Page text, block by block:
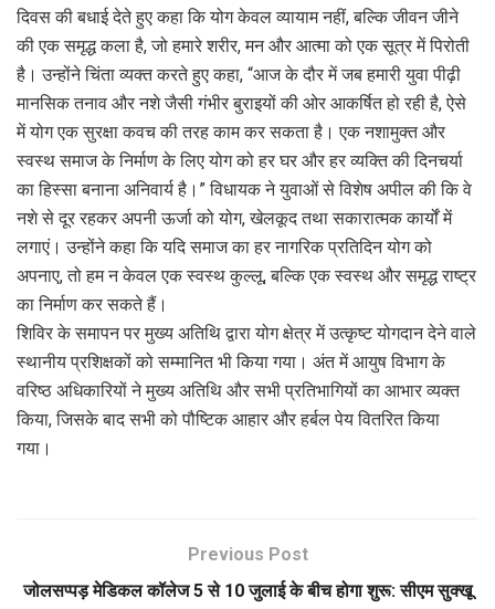
दिवस की बधाई देते हुए कहा कि योग केवल व्यायाम नहीं, बल्कि जीवन जीने
की एक समृद्ध कला है, जो हमारे शरीर, मन और आत्मा को एक सूत्र में पिरोती
है। उन्होंने चिंता व्यक्त करते हुए कहा, “आज के दौर में जब हमारी युवा पीढ़ी
मानसिक तनाव और नशे जैसी गंभीर बुराइयों की ओर आकर्षित हो रही है, ऐसे
में योग एक सुरक्षा कवच की तरह काम कर सकता है। एक नशामुक्त और
स्वस्थ समाज के निर्माण के लिए योग को हर घर और हर व्यक्ति की दिनचर्या
का हिस्सा बनाना अनिवार्य है।” विधायक ने युवाओं से विशेष अपील की कि वे
नशे से दूर रहकर अपनी ऊर्जा को योग, खेलकूद तथा सकारात्मक कार्यों में
लगाएं। उन्होंने कहा कि यदि समाज का हर नागरिक प्रतिदिन योग को
अपनाए, तो हम न केवल एक स्वस्थ कुल्लू, बल्कि एक स्वस्थ और समृद्ध राष्ट्र
का निर्माण कर सकते हैं।
शिविर के समापन पर मुख्य अतिथि द्वारा योग क्षेत्र में उत्कृष्ट योगदान देने वाले
स्थानीय प्रशिक्षकों को सम्मानित भी किया गया। अंत में आयुष विभाग के
वरिष्ठ अधिकारियों ने मुख्य अतिथि और सभी प्रतिभागियों का आभार व्यक्त
किया, जिसके बाद सभी को पौष्टिक आहार और हर्बल पेय वितरित किया
गया।
Previous Post
जोलसप्पड़ मेडिकल कॉलेज 5 से 10 जुलाई के बीच होगा शुरू: सीएम सुक्खू